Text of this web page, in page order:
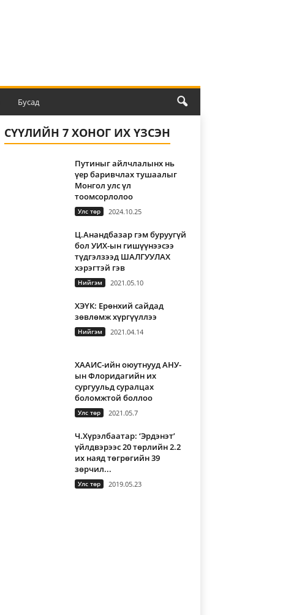
Бусад
СҮҮЛИЙН 7 ХОНОГ ИХ ҮЗСЭН
Путиныг айлчлалынх нь
үер баривчлах тушаалыг
Монгол улс үл
тоомсорлолоо
Улс төр 2024.10.25
Ц.Анандбазар гэм буруугүй
бол УИХ-ын гишүүнээсээ
түдгэлзээд ШАЛГУУЛАХ
хэрэгтэй гэв
Нийгэм 2021.05.10
ХЭҮК: Ерөнхий сайдад
зөвлөмж хүргүүллээ
Нийгэм 2021.04.14
ХААИС-ийн оюутнууд АНУ-
ын Флоридагийн их
сургуульд суралцах
боломжтой боллоо
Улс төр 2021.05.7
Ч.Хүрэлбаатар: ‘Эрдэнэт’
үйлдвэрээс 20 төрлийн 2.2
их наяд төгрөгийн 39
зөрчил...
Улс төр 2019.05.23